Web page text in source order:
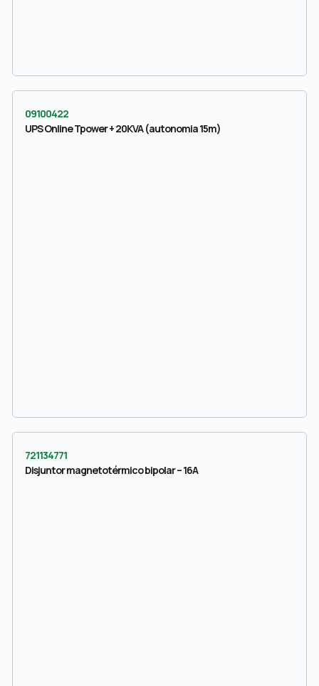
09100422
UPS Online Tpower + 20KVA (autonomia 15m)
721134771
Disjuntor magnetotérmico bipolar – 16A